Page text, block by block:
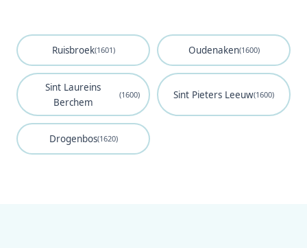
Ruisbroek(1601) Oudenaken(1600)
Sint Laureins
Berchem
(1600) Sint Pieters Leeuw(1600)
Drogenbos(1620)